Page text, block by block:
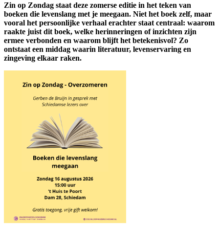
Zin op Zondag staat deze zomerse editie in het teken van
boeken die levenslang met je meegaan. Niet het boek zelf, maar
vooral het persoonlijke verhaal erachter staat centraal: waarom
raakte juist dit boek, welke herinneringen of inzichten zijn
ermee verbonden en waarom blijft het betekenisvol? Zo
ontstaat een middag waarin literatuur, levenservaring en
zingeving elkaar raken.